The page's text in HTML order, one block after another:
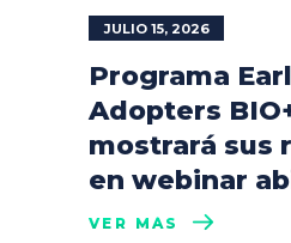
JULIO 15, 2026
Programa
Adopters
mostrará sus
en webinar
VER MÁS